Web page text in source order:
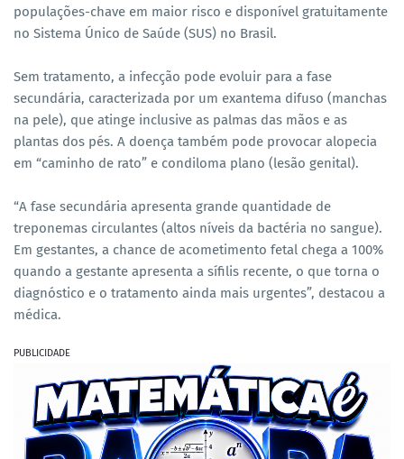
populações-chave em maior risco e disponível gratuitamente
no Sistema Único de Saúde (SUS) no Brasil.
Sem tratamento, a infecção pode evoluir para a fase
secundária, caracterizada por um exantema difuso (manchas
na pele), que atinge inclusive as palmas das mãos e as
plantas dos pés. A doença também pode provocar alopecia
em “caminho de rato” e condiloma plano (lesão genital).
“A fase secundária apresenta grande quantidade de
treponemas circulantes (altos níveis da bactéria no sangue).
Em gestantes, a chance de acometimento fetal chega a 100%
quando a gestante apresenta a sífilis recente, o que torna o
diagnóstico e o tratamento ainda mais urgentes”, destacou a
médica.
PUBLICIDADE